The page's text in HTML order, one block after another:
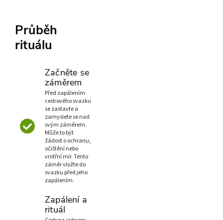
Průběh
rituálu
Začněte se
záměrem
Před zapálením
cedrového svazku
se zastavte a
zamyslete se nad
svým záměrem.
Může to být
žádost o ochranu,
očištění nebo
vnitřní mír. Tento
záměr vložte do
svazku před jeho
zapálením.
Zapálení a
rituál